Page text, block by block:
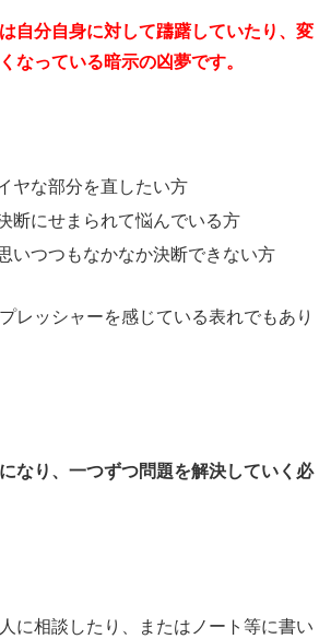
自分自身に対して躊躇していたり、変
なっている暗示の凶夢です。
ヤな部分を直したい方
断にせまられて悩んでいる方
いつつもなかなか決断できない方
レッシャーを感じている表れでもあり
なり、一つずつ問題を解決していく必
に相談したり、またはノート等に書い